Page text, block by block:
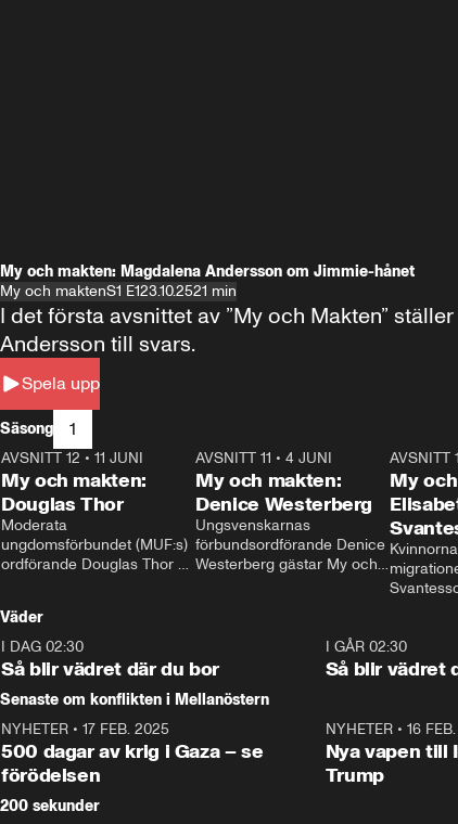
My och makten: Magdalena Andersson om Jimmie-hånet
My och maktenS1 E123.10.2521 min
Spela upp
I det första avsnittet av ”My och Makten”
Andersson till svars.
Säsong 1
26:27
AVSNITT 12 • 11 JUNI
My och makten:
Douglas Thor
Moderata
ungdomsförbundet (MUF:s)
ordförande Douglas Thor
tonårsutvisningarna och hur
Moderaterna ska locka
väljare till valet i höst.
23:40
AVSNITT 11 •4 JUNI
My och makten:
Denice Westerberg
Ungsvenskarnas
förbundsordförande Denice
Westerberg gästar My och
AVSNITT
My
Väder
I DAG 02:30
Så blir vädret där du bor
I GÅR 02:30
Så blir vädret
Senaste om konflikten i Mellanöstern
NYHETER • 17 FEB. 2025
500 dagar av krig i Gaza – se
förödelsen
NYHETER• 16
Nya vapen till
Trump
200 sekunder